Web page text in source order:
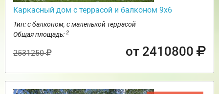
Каркасный дом с террасой и балконом 9х6
Тип: с балконом, с маленькой террасой
Общая площадь: 2
2531250 от 2410800